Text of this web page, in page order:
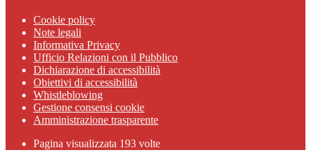
Cookie policy
Note legali
Informativa Privacy
Ufficio Relazioni con il Pubblico
Dichiarazione di accessibilità
Obiettivi di accessibilità
Whistleblowing
Gestione consensi cookie
Amministrazione trasparente
Pagina visualizzata 193 volte